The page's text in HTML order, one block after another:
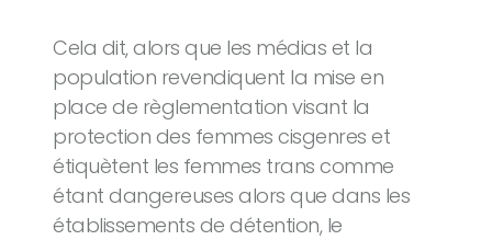
Cela dit, alors que les médias et la
population revendiquent la mise en
place de règlementation visant la
protection des femmes cisgenres et
étiquètent les femmes trans comme
étant dangereuses alors que dans les
établissements de détention, le